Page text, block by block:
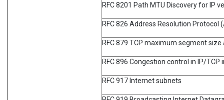
RFC 8201 Path MTU Discovery for IP
RFC 826 Address Resolution Protocol
RFC 879 TCP maximum segment
RFC 896 Congestion control in IP/
RFC 917 Internet subnets